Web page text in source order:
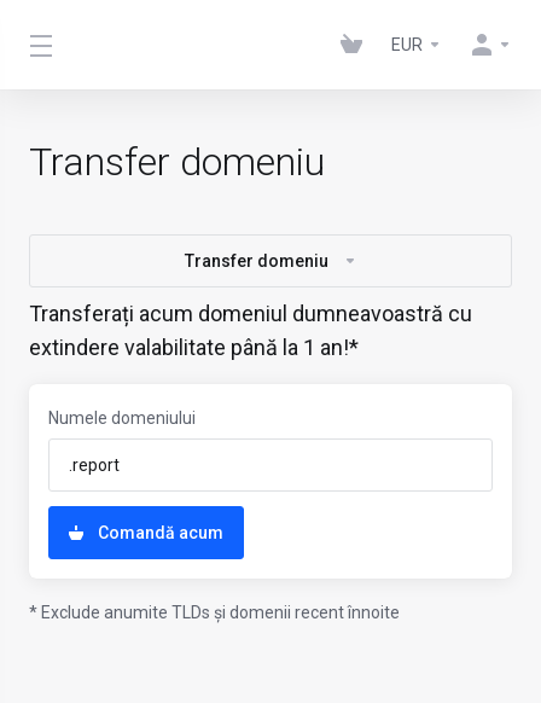
EUR
Transfer domeniu
Transfer domeniu
Transferați acum domeniul dumneavoastră cu
extindere valabilitate până la 1 an!*
Numele domeniului
Comandă acum
* Exclude anumite TLDs și domenii recent înnoite